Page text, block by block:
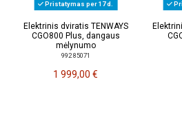
Pristatymas per 17 d.
Elektrinis dviratis TENWAYS
CGO800 Plus, dangaus
mėlynumo
992 85071
1 999,00 €